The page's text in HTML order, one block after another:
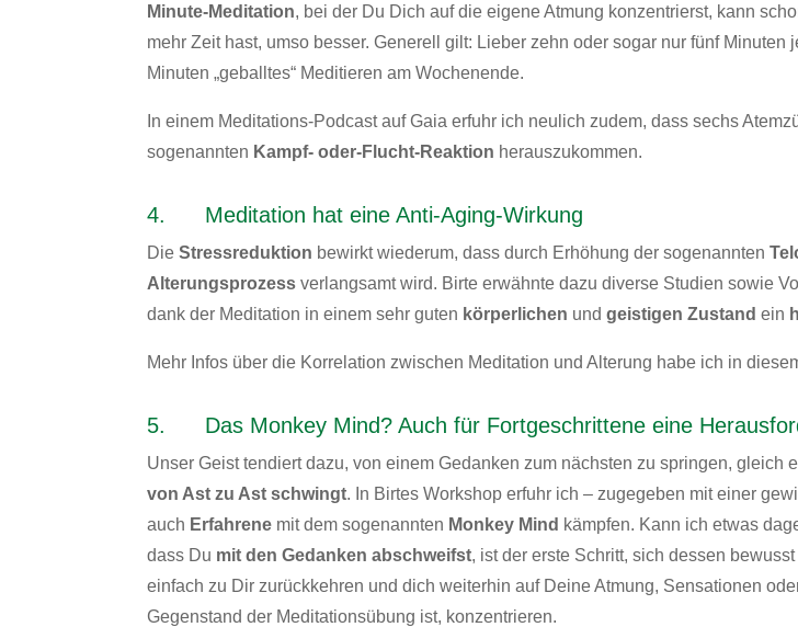
Minute-Meditation, bei der Du Dich auf die eigene Atmung konzentrierst, kann
mehr Zeit hast, umso besser. Generell gilt: Lieber zehn oder sogar nur fünf Minuten
Minuten „geballtes“ Meditieren am Wochenende.
In einem Meditations-Podcast aufGaia erfuhr ich neulich zudem, dass sechs
sogenannten Kampf- oder-Flucht-Reaktion herauszukommen.
4. Meditation hat eine Anti-Aging-Wirkung
DieStressreduktion bewirkt wiederum, dass durch Erhöhung der sogenannten
Alterungsprozessverlangsamt wird. Birte erwähnte dazu diverse Studien sowie
dank der Meditation in einem sehr guten körperlichen undgeistigen Zustandein
Mehr Infos über die Korrelation zwischen Meditation und Alterung habe ich in
5. Das Monkey Mind? Auch für Fortgeschrittene eine
Unser Geist tendiert dazu, von einem Gedanken zum nächsten zu springen, gleich
von Ast zu Ast schwingt. In Birtes Workshop erfuhr ich – zugegeben mit einer
auch Erfahrene mit dem sogenannten Monkey Mind kämpfen. Kann ich etwas
dass Du mit den Gedanken abschweifst, ist der erste Schritt, sich dessen
einfach zu Dir zurückkehren und dich weiterhin auf Deine Atmung, Sensationen
Gegenstand der Meditationsübung ist, konzentrieren.